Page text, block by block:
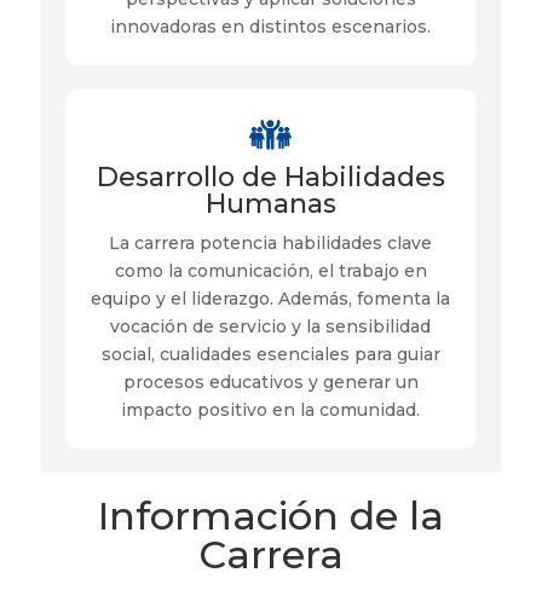
innovadoras en distintos escenarios.
Desarrollo de Habilidades
Humanas
La carrera potencia habilidades clave
como la comunicación, el trabajo en
equipo y el liderazgo. Además, fomenta la
vocación de servicio y la sensibilidad
social, cualidades esenciales para guiar
procesos educativos y generar un
impacto positivo en la comunidad.
Información de la
Carrera